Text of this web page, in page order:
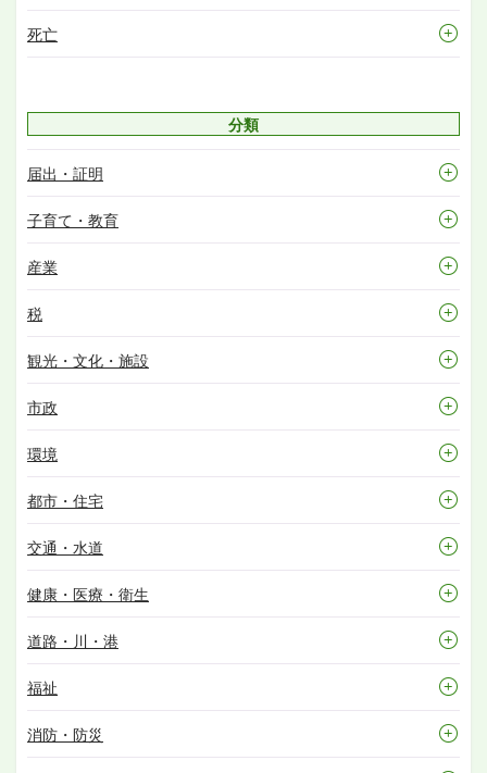
死亡
分類
届出・証明
子育て・教育
産業
税
観光・文化・施設
市政
環境
都市・住宅
交通・水道
健康・医療・衛生
道路・川・港
福祉
消防・防災